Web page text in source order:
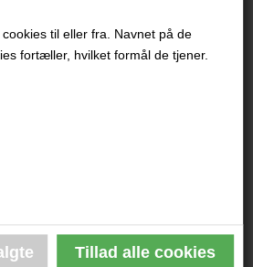
til eller fra. Navnet på de
fortæller, hvilket formål de tjener.